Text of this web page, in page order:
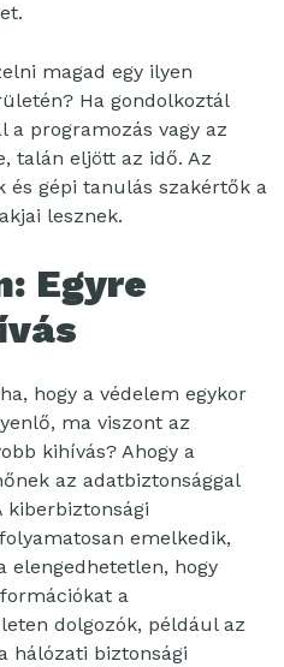
magad egy ilyen
Ha gondolkoztál
a programozás vagy az
talán eljött az idő. Az
és gépi tanulás szakértők a
lesznek.
Egyre
hogy a védelem egykor
ma viszont az
kihívás? Ahogy a
az adatbiztonsággal
kiberbiztonsági
emelkedik,
elengedhetetlen, hogy
a
dolgozók, például az
hálózati biztonsági